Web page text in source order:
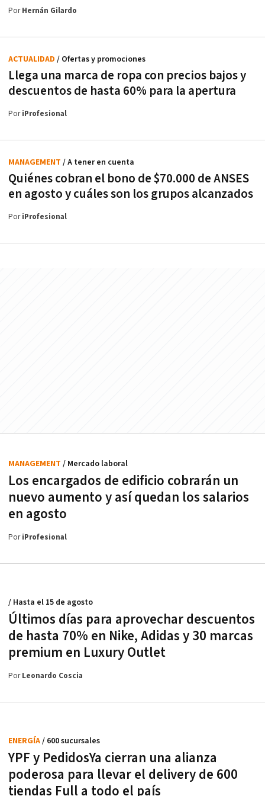
PorHernán Gilardo
Llega una marca de ropa con precios bajos y
descuentos de hasta 60% para la apertura
ACTUALIDAD / Ofertas y promociones
PoriProfesional
Quiénes cobran el bono de $70.000 de ANSES
en agosto y cuáles son los grupos alcanzados
MANAGEMENT / A tener en cuenta
PoriProfesional
Los encargados de edificio cobrarán un
nuevo aumento y así quedan los salarios
en agosto
MANAGEMENT / Mercado laboral
PoriProfesional
Últimos días para aprovechar descuentos
de hasta 70% en Nike, Adidas y 30 marcas
premium en Luxury Outlet
/ Hasta el 15 de agosto
PorLeonardo Coscia
YPF y PedidosYa cierran una alianza
poderosa para llevar el delivery de 600
tiendas Full a todo el país
ENERGÍA/ 600 sucursales